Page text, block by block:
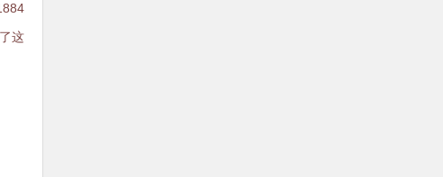
这